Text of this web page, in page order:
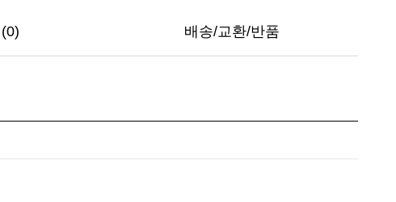
배송/교환/반품